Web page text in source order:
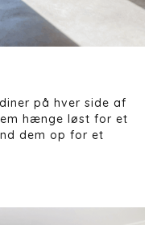
på hver side af
hænge løst for et
dem op for et